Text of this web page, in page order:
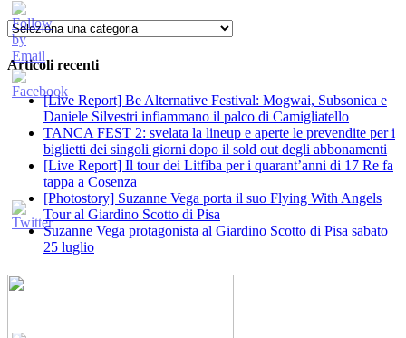
Categorie
Articoli recenti
[Live Report] Be Alternative Festival: Mogwai, Subsonica e
Daniele Silvestri infiammano il palco di Camigliatello
TANCA FEST 2: svelata la lineup e aperte le prevendite per i
biglietti dei singoli giorni dopo il sold out degli abbonamenti
[Live Report] Il tour dei Litfiba per i quarant’anni di 17 Re fa
tappa a Cosenza
[Photostory] Suzanne Vega porta il suo Flying With Angels
Tour al Giardino Scotto di Pisa
Suzanne Vega protagonista al Giardino Scotto di Pisa sabato
25 luglio